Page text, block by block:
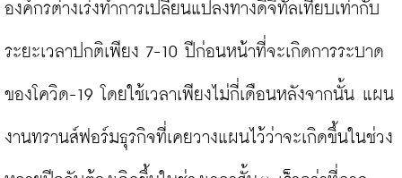
องค์กรต่างเร่งทำการเปลี่ยนแปลงทางดิจิทัลเทียบเท่ากับ
ระยะเวลาปกติเพียง 7-10 ปีก่อนหน้าที่จะเกิดการระบาด
ของโควิด-19 โดยใช้เวลาเพียงไม่กี่เดือนหลังจากนั้น แผน
งานทรานส์ฟอร์มธุรกิจที่เคยวางแผนไว้ว่าจะเกิดขึ้นในช่วง